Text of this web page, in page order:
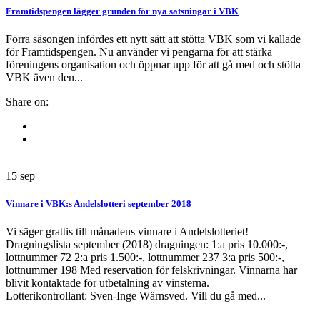
Framtidspengen lägger grunden för nya satsningar i VBK
Förra säsongen infördes ett nytt sätt att stötta VBK som vi kallade
för Framtidspengen. Nu använder vi pengarna för att stärka
föreningens organisation och öppnar upp för att gå med och stötta
VBK även den...
Share on:
15 sep
Vinnare i VBK:s Andelslotteri september 2018
Vi säger grattis till månadens vinnare i Andelslotteriet!
Dragningslista september (2018) dragningen: 1:a pris 10.000:-,
lottnummer 72 2:a pris 1.500:-, lottnummer 237 3:a pris 500:-,
lottnummer 198 Med reservation för felskrivningar. Vinnarna har
blivit kontaktade för utbetalning av vinsterna.
Lotterikontrollant: Sven-Inge Wärnsved. Vill du gå med...